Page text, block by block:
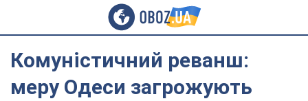
Комуністичний реванш:
меру Одеси загрожують